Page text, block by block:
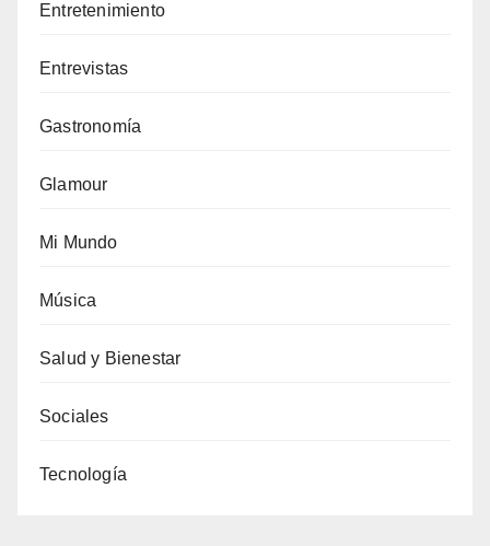
Entretenimiento
Entrevistas
Gastronomía
Glamour
Mi Mundo
Música
Salud y Bienestar
Sociales
Tecnología